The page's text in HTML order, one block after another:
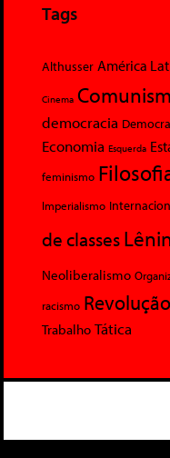
Tags
Althusser América
Cinema
democracia
Economia Esquerda
feminismo
Imperialismo
de classes
Neoliberalismo
racismo Revolução
Trabalho Tática